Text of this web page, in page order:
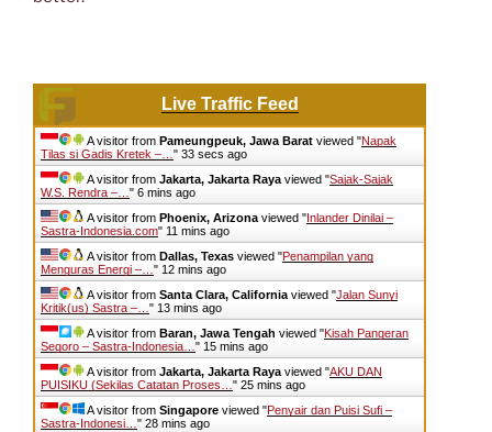
Live Traffic Feed
A visitor from Pameungpeuk, Jawa Barat viewed "Napak
Tilas si Gadis Kretek –… " 33 secs ago
A visitor from Jakarta, Jakarta Raya viewed "Sajak-Sajak
W.S. Rendra –… " 6 mins ago
A visitor from Phoenix, Arizona viewed "Inlander Dinilai –
Sastra-Indonesia.com" 11 mins ago
A visitor from Dallas, Texas viewed "Penampilan yang
Menguras Energi –… " 12 mins ago
A visitor from Santa Clara, California viewed "Jalan Sunyi
Kritik(us) Sastra –… " 13 mins ago
A visitor from Baran, Jawa Tengah viewed "Kisah Pangeran
Segoro – Sastra-Indonesia… " 15 mins ago
A visitor from Jakarta, Jakarta Raya viewed "AKU DAN
PUISIKU (Sekilas Catatan Proses… " 25 mins ago
A visitor from Singapore viewed "Penyair dan Puisi Sufi –
Sastra-Indonesi… " 28 mins ago